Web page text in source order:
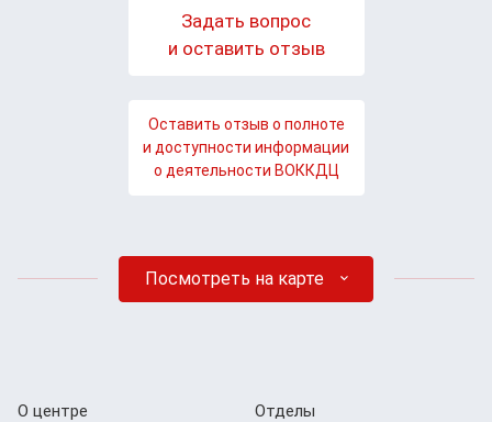
Задать вопрос
и оставить отзыв
Оставить отзыв о полноте
и доступности информации
о деятельности ВОККДЦ
Посмотреть на карте
О центре Отделы